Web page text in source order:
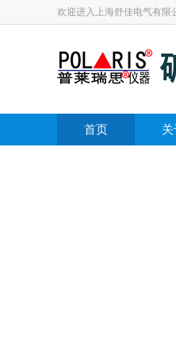
欢迎进入上海舒佳电气有限
首页